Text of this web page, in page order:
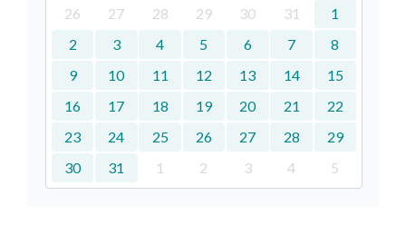
26 27 28 29 30 31
1
2
3 4 5 6 7
8
9
10 11 12 13 14
15
16
17 18 19 20 21
22
23
24 25 26 27 28
29
30
31 1 2 3 4 5